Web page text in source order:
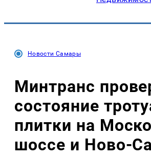
Новости Самары
Минтранс
состояние
плитки на
шоссе и Ново-